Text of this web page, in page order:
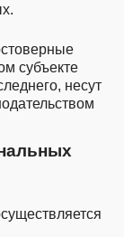
субъекте
несут